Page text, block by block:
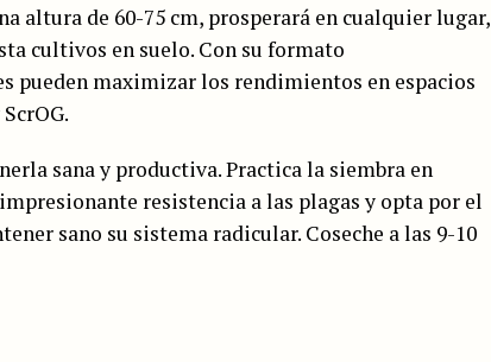
altura de 60-75 cm, prosperará en cualquier lugar,
cultivos en suelo. Con su formato
pueden maximizar los rendimientos en espacios
sana y productiva. Practica la siembra en
resistencia a las plagas y opta por el
sano su sistema radicular. Coseche a las 9-10